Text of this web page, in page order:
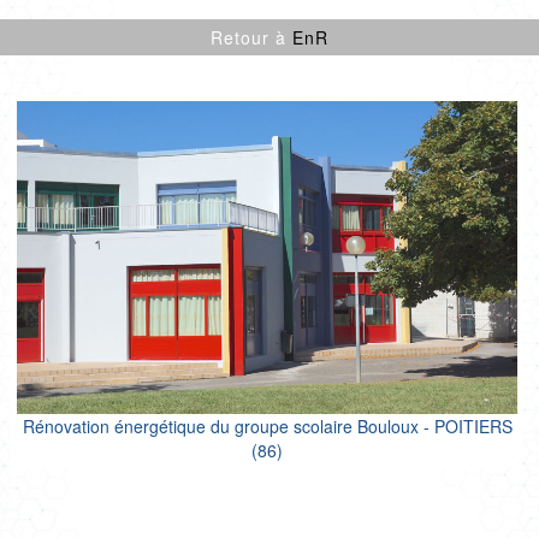
CULTURE SPORT
ENFANCE
ENR
NEUF
PROJETS CERTIFIÉS
RÉNOVATION
SANTÉ
TERTIAIRE
Retour à EnR
Rénovation énergétique du groupe scolaire Bouloux - POITIERS
(86)